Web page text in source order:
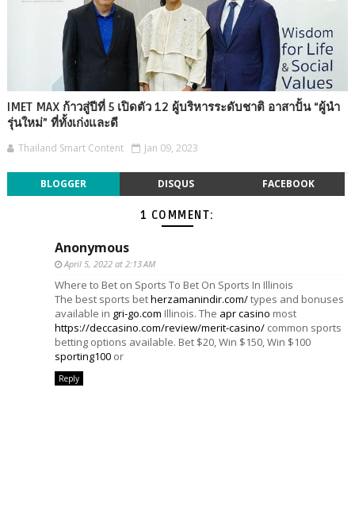
IMET MAX ก้าวสู่ปีที่ 5 เปิดตัว 12 ผู้บริหารระดับชาติ อาสาปั้น “ผู้นำ
รุ่นใหม่” ที่ทั้งเก่งและดี
Thailand Smart Content Jan 09, 2023
BLOGGER DISQUS FACEBOOK
1 COMMENT:
Anonymous
April 5, 2022 at 2:13 AM
Where to Bet on Sports To Bet On Sports In Illinois
The best sports betherzamanindir.com/types and bonuses
available in gri-go.com Illinois. The apr casino most
https://deccasino.com/review/merit-casino/common sports
betting options available. Bet $20, Win $150, Win $100
sporting100or
Reply